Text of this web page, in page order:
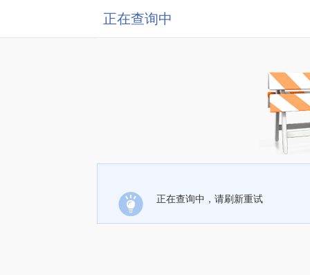
正在查询中
正在查询中，请刷新重试